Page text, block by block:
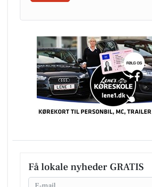
Få lokale nyheder GRATIS
Email